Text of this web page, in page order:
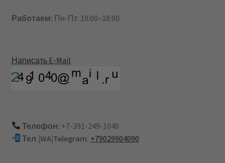
Работаем: Пн-Пт: 10:00–18:00
Написать E-Mail
Телефон: +7-391-249-1040
Тел.|WA|Telegram: +79029904090